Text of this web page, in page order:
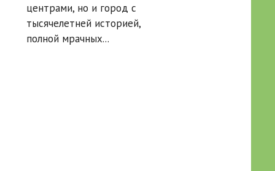
центрами, но и город с
тысячелетней историей,
полной мрачных...